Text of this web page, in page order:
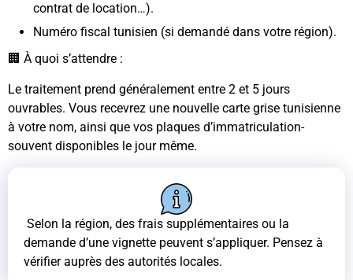
contrat de location…).
Numéro fiscal tunisien (si demandé dans votre région).
🏢 À quoi s’attendre :
Le traitement prend généralement entre 2 et 5 jours
ouvrables. Vous recevrez une nouvelle carte grise tunisienne
à votre nom, ainsi que vos plaques d’immatriculation-
souvent disponibles le jour même.
Selon la région, des frais supplémentaires ou la
demande d’une vignette peuvent s’appliquer. Pensez à
vérifier auprès des autorités locales.